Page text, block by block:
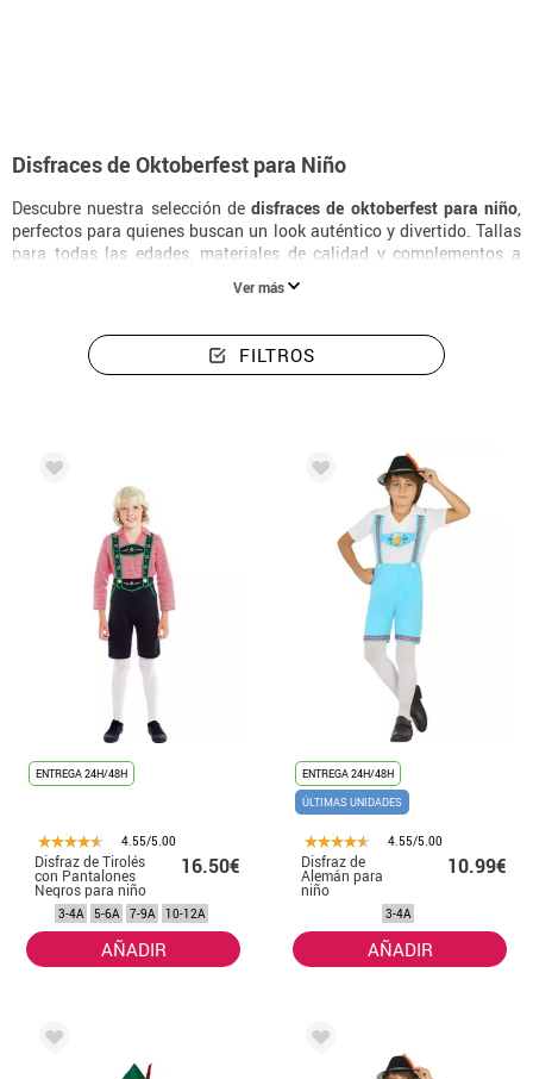
Disfraces de Oktoberfest para Niño
Descubre nuestra selección de disfraces de oktoberfest para niño,
perfectos para quienes buscan un look auténtico y divertido. Tallas
para todas las edades, materiales de calidad y complementos a
Ver más
FILTROS
ENTREGA 24H/48H
4.55/5.00
Disfraz de Tirolés
con Pantalones
Negros para niño
16.50€
3-4A 5-6A 7-9A 10-12A
AÑADIR
ENTREGA 24H/48H
ÚLTIMAS UNIDADES
4.55/5.00
Disfraz de
Alemán para
niño
10.99€
3-4A
AÑADIR